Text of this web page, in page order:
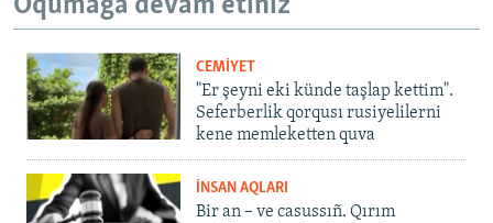
CEMİYET
"Er şeyni eki künde taşlap kettim".
Seferberlik qorqusı rusiyelilerni
kene memleketten quva
İNSAN AQLARI
Bir an – ve casussıñ. Qırım